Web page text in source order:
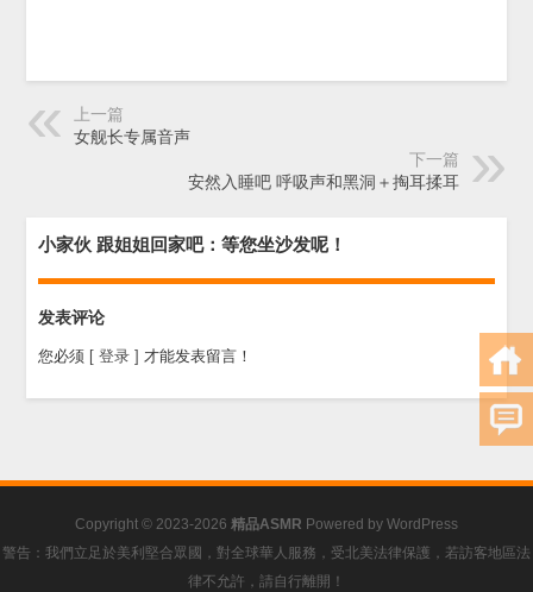
上一篇
女舰长专属音声
下一篇
安然入睡吧 呼吸声和黑洞＋掏耳揉耳
小家伙 跟姐姐回家吧：等您坐沙发呢！
发表评论
您必须 [ 登录 ] 才能发表留言！
Copyright © 2023-2026 精品ASMR Powered by WordPress
警告：我們立足於美利堅合眾國，對全球華人服務，受北美法律保護，若訪客地區法
律不允許，請自行離開！